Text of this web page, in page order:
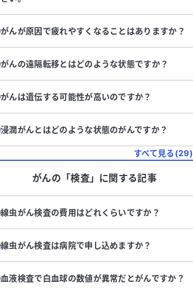
がんが原因で疲れやすくなることはありますか？
がんの遠隔転移とはどのような状態ですか？
がんは遺伝する可能性が高いのですか？
浸潤がんとはどのような状態のがんですか？
すべて見る(29)
がんの「検査」に関する記事
線虫がん検査の費用はどれくらいですか？
線虫がん検査は病院で申し込めますか？
血液検査で白血球の数値が異常だとがんですか？